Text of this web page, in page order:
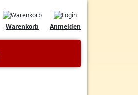
Anmelden
Warenkorb